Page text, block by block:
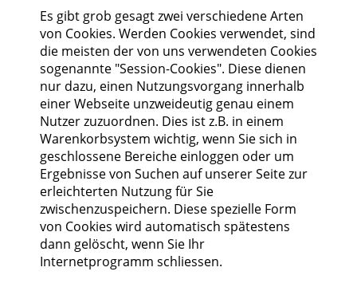
Es gibt grob gesagt zwei verschiedene Arten
von Cookies. Werden Cookies verwendet, sind
die meisten der von uns verwendeten Cookies
sogenannte "Session-Cookies". Diese dienen
nur dazu, einen Nutzungsvorgang innerhalb
einer Webseite unzweideutig genau einem
Nutzer zuzuordnen. Dies ist z.B. in einem
Warenkorbsystem wichtig, wenn Sie sich in
geschlossene Bereiche einloggen oder um
Ergebnisse von Suchen auf unserer Seite zur
erleichterten Nutzung für Sie
zwischenzuspeichern. Diese spezielle Form
von Cookies wird automatisch spätestens
dann gelöscht, wenn Sie Ihr
Internetprogramm schliessen.